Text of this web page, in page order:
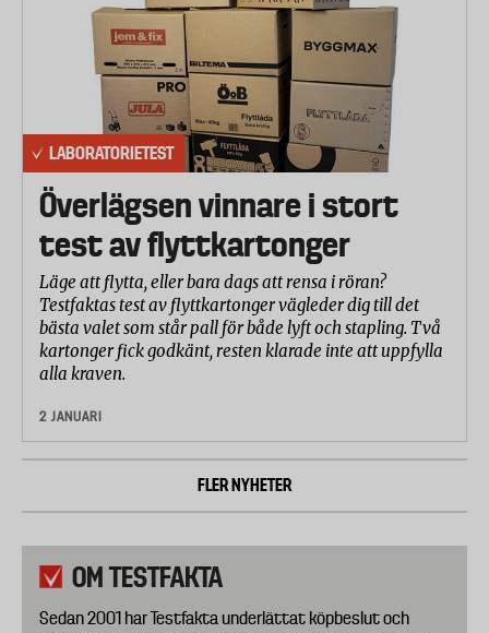
LABORATORIETEST
Överlägsen vinnare i stort
test av flyttkartonger
Läge att flytta, eller bara dags att rensa i röran?
Testfaktas test av flyttkartonger vägleder dig till det
bästa valet som står pall för både lyft och stapling. Två
kartonger fick godkänt, resten klarade inte att uppfylla
alla kraven.
2 JANUARI
FLER NYHETER
OM TESTFAKTA
Sedan 2001 har Testfakta underlättat köpbeslut och